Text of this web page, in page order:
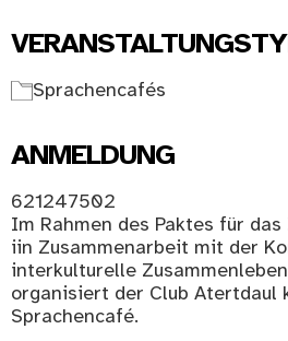
Sprachencafés
ANMELDUNG
621247502
Im Rahmen des Paktes für
iin Zusammenarbeit mit der
interkulturelle
organisiert der Club Atertdaul
Sprachencafé.